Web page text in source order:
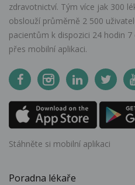
zdravotnictví. Tým více jak 300
obslouží průměrně 2 500
pacientům k dispozici 24 hodin
přes mobilní aplikaci.
Stáhněte si mobilní aplikaci
Poradna lékaře